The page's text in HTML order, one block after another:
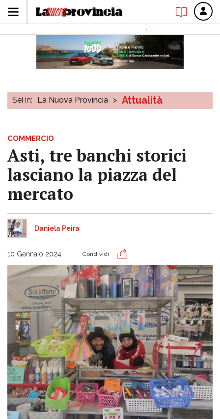
Sei in: La Nuova Provincia > Attualità
COMMERCIO
Asti, tre banchi storici
lasciano la piazza del
mercato
Daniela Peira
10 Gennaio 2024 Condividi